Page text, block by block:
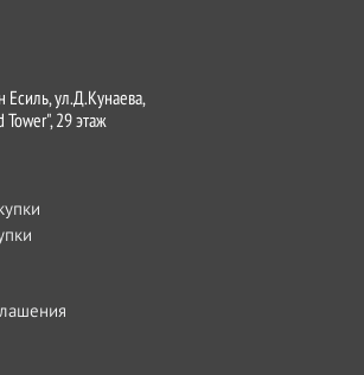
Есиль, ул.Д.Кунаева,
29 этаж